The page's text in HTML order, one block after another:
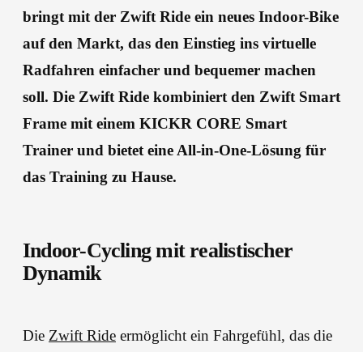
bringt mit der Zwift Ride ein neues Indoor-Bike
auf den Markt, das den Einstieg ins virtuelle
Radfahren einfacher und bequemer machen
soll. Die Zwift Ride kombiniert den Zwift Smart
Frame mit einem KICKR CORE Smart
Trainer und bietet eine All-in-One-Lösung für
das Training zu Hause.
Indoor-Cycling mit realistischer
Dynamik
Die Zwift Ride ermöglicht ein Fahrgefühl, das die